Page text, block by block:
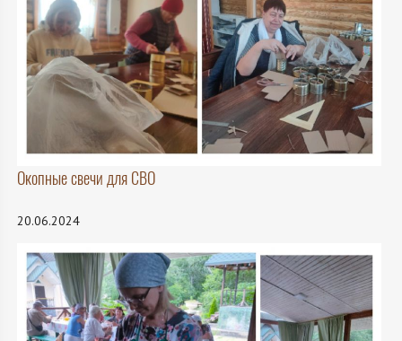
Окопные свечи для СВО
20.06.2024